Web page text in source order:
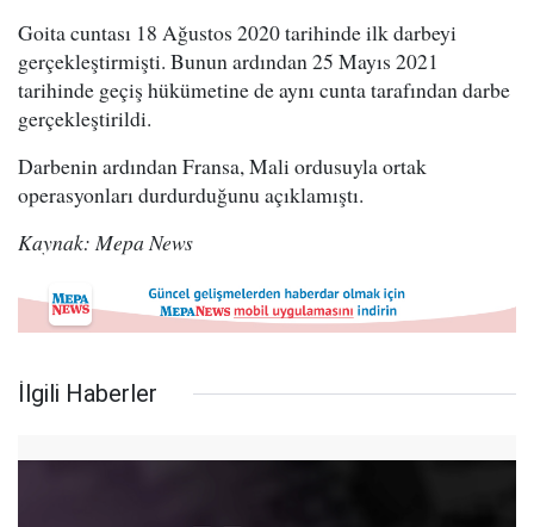
Goita cuntası 18 Ağustos 2020 tarihinde ilk darbeyi
gerçekleştirmişti. Bunun ardından 25 Mayıs 2021
tarihinde geçiş hükümetine de aynı cunta tarafından darbe
gerçekleştirildi.
Darbenin ardından Fransa, Mali ordusuyla ortak
operasyonları durdurduğunu açıklamıştı.
Kaynak: Mepa News
İlgili Haberler